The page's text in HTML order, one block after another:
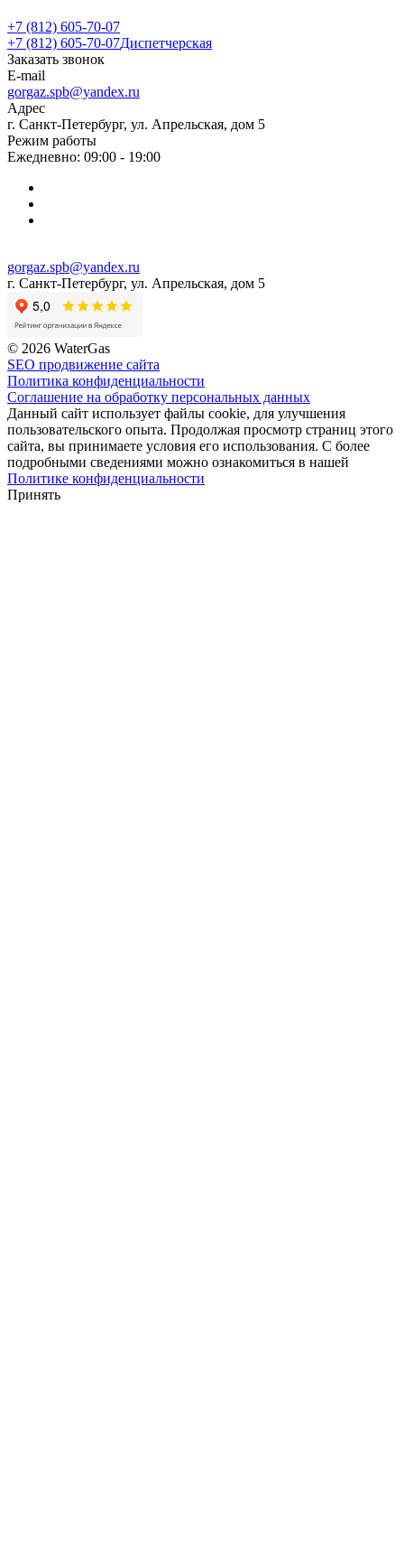
+7 (812) 605-70-07
+7 (812) 605-70-07Диспетчерская
Заказать звонок
E-mail
gorgaz.spb@yandex.ru
Адрес
г. Санкт-Петербург, ул. Апрельская, дом 5
Режим работы
Ежедневно: 09:00 - 19:00
gorgaz.spb@yandex.ru
г. Санкт-Петербург, ул. Апрельская, дом 5
© 2026 WaterGas
SEO продвижение сайта
Политика конфиденциальности
Соглашение на обработку персональных данных
Данный сайт использует файлы cookie, для улучшения
пользовательского опыта. Продолжая просмотр страниц этого
сайта, вы принимаете условия его использования. С более
подробными сведениями можно ознакомиться в нашей
Политике конфиденциальности
Принять